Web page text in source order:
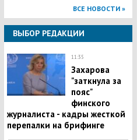
ВСЕ НОВОСТИ »
ВЫБОР РЕДАКЦИИ
11:35
Захарова
"заткнула за
пояс"
финского
журналиста - кадры жесткой
перепалки на брифинге